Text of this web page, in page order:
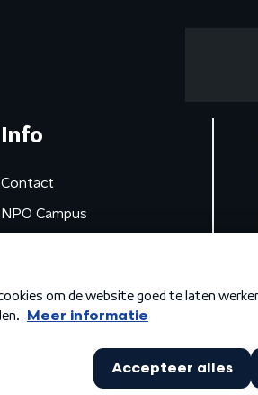
Info
Contact
NPO Campus